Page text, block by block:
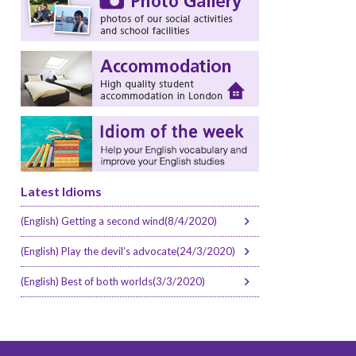
Latest Idioms
(English) Getting a second wind(8/4/2020)
(English) Play the devil’s advocate(24/3/2020)
(English) Best of both worlds(3/3/2020)